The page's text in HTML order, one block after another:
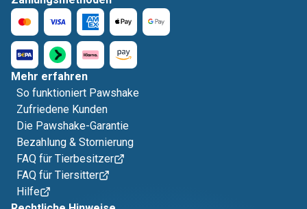
Mehr erfahren
So funktioniert Pawshake
Zufriedene Kunden
Die Pawshake-Garantie
Bezahlung & Stornierung
FAQ für Tierbesitzer
FAQ für Tiersitter
Hilfe